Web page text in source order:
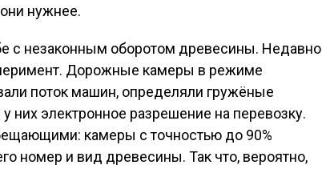
нужнее.
с незаконным оборотом древесины. Недавно
Дорожные камеры в режиме
поток машин, определяли гружёные
них электронное разрешение на перевозку.
камеры с точностью до 90%
номер и вид древесины. Так что, вероятно,